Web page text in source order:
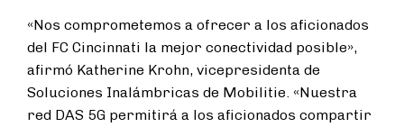
«Nos comprometemos a ofrecer a los aficionados
del FC Cincinnati la mejor conectividad posible»,
afirmó Katherine Krohn, vicepresidenta de
Soluciones Inalámbricas de Mobilitie. «Nuestra
red DAS 5G permitirá a los aficionados compartir